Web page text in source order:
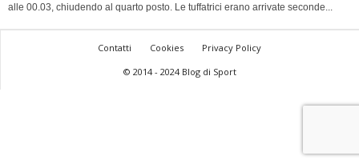
alle 00.03, chiudendo al quarto posto. Le tuffatrici erano arrivate seconde...
Contatti Cookies
Privacy Policy
© 2014 - 2024 Blog di Sport